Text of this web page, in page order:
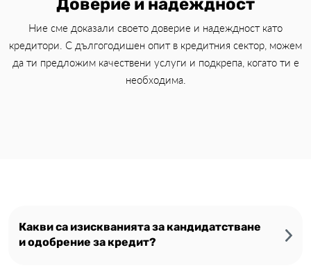
Ние сме доказали своето доверие и надеждност като
кредитори. С дългогодишен опит в кредитния сектор, можем
да ти предложим качествени услуги и подкрепа, когато ти е
необходима.
Какви са изискванията за кандидатстване
и одобрение за кредит?